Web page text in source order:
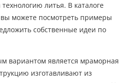
литья. В каталоге
вы можете посмотреть примеры
собственные идеи по
вариантом является мраморная
изготавливают из